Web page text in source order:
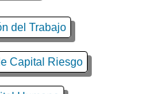
del Trabajo
Capital Riesgo